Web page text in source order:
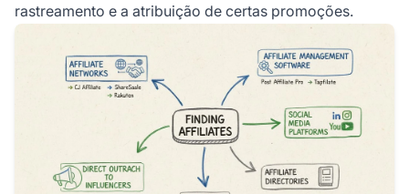
rastreamento e a atribuição de certas promoções.